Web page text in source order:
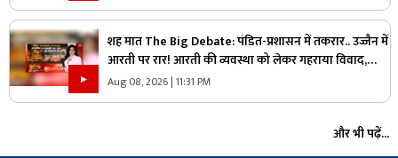
शह मात The Big Debate: पंडित-प्रशासन में तकरार.. उज्जैन में
आरती पर रार! आरती की व्यवस्था को लेकर गहराया विवाद,
आरती के अधिकार को लेकर क्यों उग्र हुए पंडित?
Aug 08, 2026 | 11:31 PM
और भी पढ़ें...